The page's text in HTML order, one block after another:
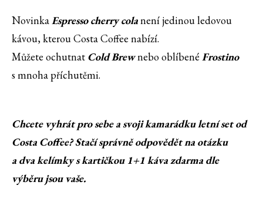
NovinkaEspresso cherry colanení jedinou ledovou
kávou, kterou Costa Coffee nabízí.
Můžete ochutnat Cold Brewnebo oblíbené Frostino
s mnoha příchutěmi.
Chcete vyhrát pro sebe a svoji kamarádku letní set od
Costa Coffee? Stačí správně odpovědět na otázku
a dva kelímky s kartičkou 1+1 káva zdarma dle
výběru jsou vaše.